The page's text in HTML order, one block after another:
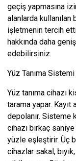
geçiş yapmasına
alanlarda
işletmenin tercih
hakkında daha
edebilirsiniz.
Yüz Tanıma Sistemi
Yüz tanıma cihazı
tarama yapar. Kayıt
depolanır. Sisteme
cihazı birkaç
yüzle eşleştirir. Üç
cihazlar sakal,